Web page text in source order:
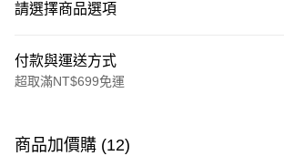
請選擇商品選項
付款與運送方式
超取滿NT$699免運
信用卡一次付款
商品加價購 (12)